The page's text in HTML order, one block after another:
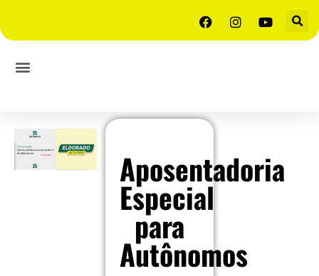
Aposentadoria
Especial
para
Autônomos